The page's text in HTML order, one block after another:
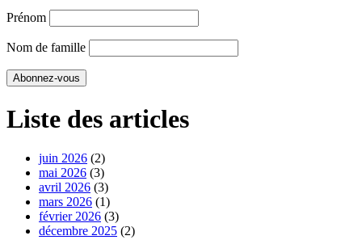
Prénom
Nom de famille
Liste des articles
juin 2026 (2)
mai 2026 (3)
avril 2026 (3)
mars 2026 (1)
février 2026 (3)
décembre 2025 (2)